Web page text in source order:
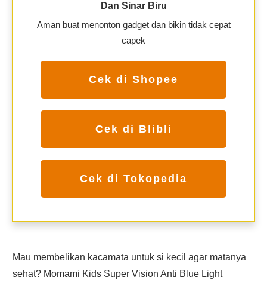
Dan Sinar Biru
Aman buat menonton gadget dan bikin tidak cepat
capek
Cek di Shopee
Cek di Blibli
Cek di Tokopedia
Mau membelikan kacamata untuk si kecil agar matanya
sehat? Momami Kids Super Vision Anti Blue Light